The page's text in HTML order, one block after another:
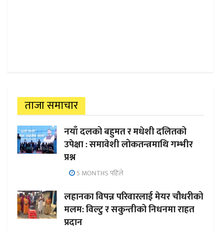
ताजा समाचार
नयाँ दलको बहुमत र मधेशी दलितको
उपेक्षा : समावेशी लोकतन्त्रमाथि गम्भीर
प्रश्न
5 MONTHS पहिले
लहानका विपन्न परिवारलाई मेयर चौधरीको
मलम: विल्टु र सकुन्तीको निधनमा राहत
प्रदान